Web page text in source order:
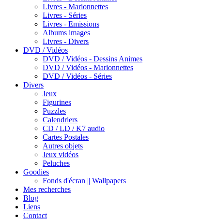
Livres - Marionnettes
Livres - Séries
Livres - Emissions
Albums images
Livres - Divers
DVD / Vidéos
DVD / Vidéos - Dessins Animes
DVD / Vidéos - Marionnettes
DVD / Vidéos - Séries
Divers
Jeux
Figurines
Puzzles
Calendriers
CD / LD / K7 audio
Cartes Postales
Autres objets
Jeux vidéos
Peluches
Goodies
Fonds d'écran || Wallpapers
Mes recherches
Blog
Liens
Contact